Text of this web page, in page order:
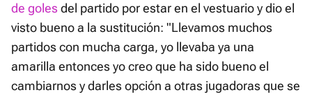
de golesdel partido por estar en el vestuario y dio el
visto bueno a la sustitución: "Llevamos muchos
partidos con mucha carga, yo llevaba ya una
amarilla entonces yo creo que ha sido bueno el
cambiarnos y darles opción a otras jugadoras que se